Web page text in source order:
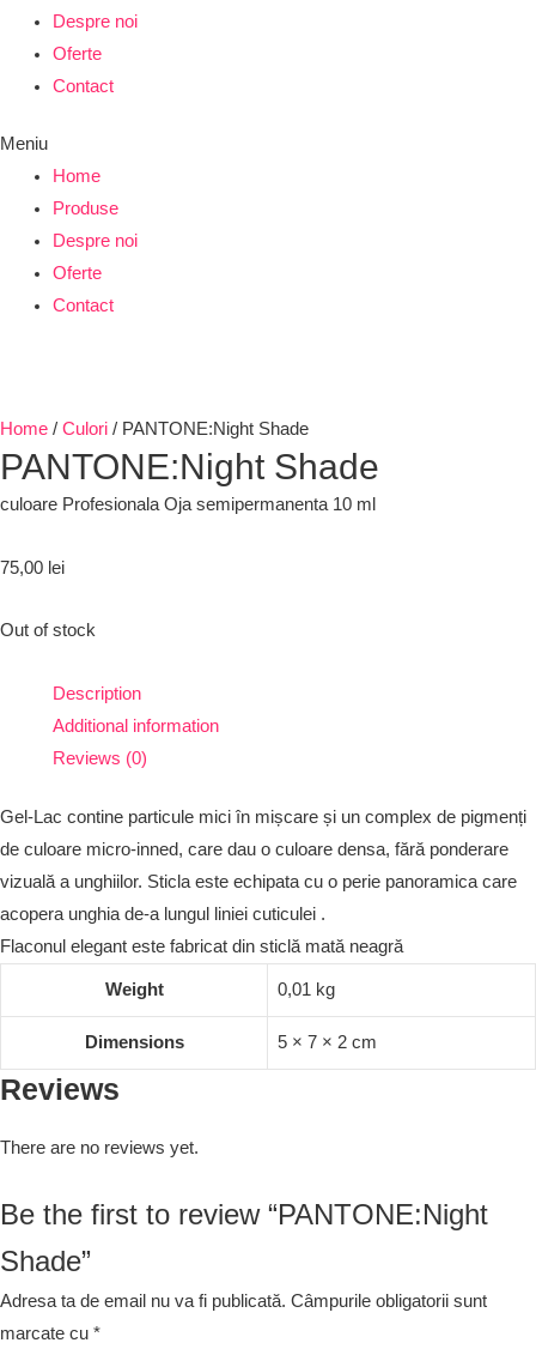
Despre noi
Oferte
Contact
Meniu
Home
Produse
Despre noi
Oferte
Contact
Home / Culori / PANTONE:Night Shade
PANTONE:Night Shade
culoare Profesionala Oja semipermanenta 10 ml
75,00 lei
Out of stock
Description
Additional information
Reviews (0)
Gel-Lac contine particule mici în mișcare și un complex de pigmenți
de culoare micro-inned, care dau o culoare densa, fără ponderare
vizuală a unghiilor. Sticla este echipata cu o perie panoramica care
acopera unghia de-a lungul liniei cuticulei .
Flaconul elegant este fabricat din sticlă mată neagră
Weight 0,01 kg
Dimensions 5 × 7 × 2 cm
Reviews
There are no reviews yet.
Be the first to review “PANTONE:Night
Shade”
Adresa ta de email nu va fi publicată. Câmpurile obligatorii sunt
marcate cu *